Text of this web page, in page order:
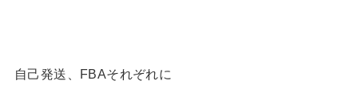
自己発送、FBAそれぞれに